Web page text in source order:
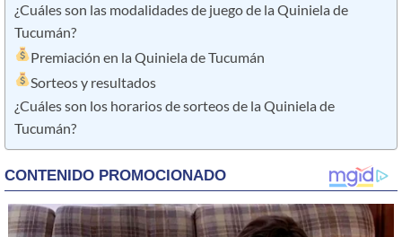
¿Cuáles son las modalidades de juego de la Quiniela de
Tucumán?
Premiación en la Quiniela de Tucumán
Sorteos y resultados
¿Cuáles son los horarios de sorteos de la Quiniela de
Tucumán?